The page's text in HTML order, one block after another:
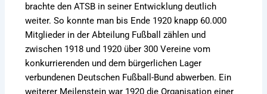
brachte den ATSB in seiner Entwicklung deutlich
weiter. So konnte man bis Ende 1920 knapp 60.000
Mitglieder in der Abteilung Fußball zählen und
zwischen 1918 und 1920 über 300 Vereine vom
konkurrierenden und dem bürgerlichen Lager
verbundenen Deutschen Fußball-Bund abwerben. Ein
weiterer Meilenstein war 1920 die Organisation einer